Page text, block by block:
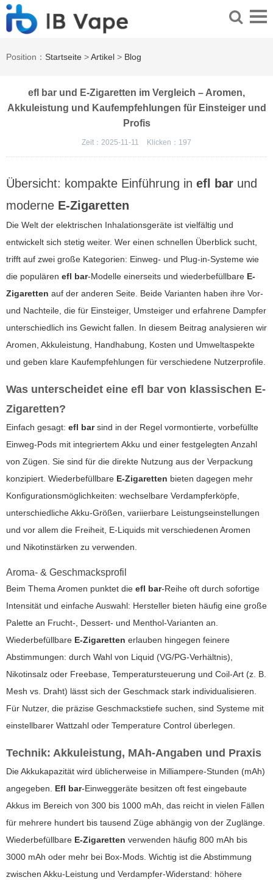
Position： Startseite >Artikel > Blog
efl bar und E-Zigaretten im Vergleich – Aromen,
Akkuleistung und Kaufempfehlungen für Einsteiger und
Profis
Zeit：2025-11-11 Klicken： 197
Übersicht: kompakte Einführung in efl bar und
moderne E-Zigaretten
Die Welt der elektrischen Inhalationsgeräte ist vielfältig und
entwickelt sich stetig weiter. Wer einen schnellen Überblick sucht,
trifft auf zwei große Kategorien: Einweg- und Plug-in-Systeme wie
die populären efl bar-Modelle einerseits und wiederbefüllbare E-
Zigaretten auf der anderen Seite. Beide Varianten haben ihre Vor-
und Nachteile, die für Einsteiger, Umsteiger und erfahrene Dampfer
unterschiedlich ins Gewicht fallen. In diesem Beitrag analysieren wir
Aromen, Akkuleistung, Handhabung, Kosten und Umweltaspekte
und geben klare Kaufempfehlungen für verschiedene Nutzerprofile.
Was unterscheidet eine efl bar von klassischen E-
Zigaretten?
Einfach gesagt: efl barsind in der Regel vormontierte, vorbefüllte
Einweg-Pods mit integriertem Akku und einer festgelegten Anzahl
von Zügen. Sie sind für die direkte Nutzung aus der Verpackung
konzipiert. Wiederbefüllbare E-Zigaretten bieten dagegen mehr
Konfigurationsmöglichkeiten: wechselbare Verdampferköpfe,
unterschiedliche Akku-Größen, variierbare Leistungseinstellungen
und vor allem die Freiheit, E-Liquids mit verschiedenen Aromen
und Nikotinstärken zu verwenden.
Aroma- & Geschmacksprofil
Beim Thema Aromen punktet die efl bar-Reihe oft durch sofortige
Intensität und einfache Auswahl: Hersteller bieten häufig eine große
Palette an Frucht-, Dessert- und Menthol-Varianten an.
Wiederbefüllbare E-Zigaretten erlauben hingegen feinere
Abstimmungen: durch Wahl von Liquid (VG/PG-Verhältnis),
Nikotinsalz oder Freebase, Temperatursteuerung und Coil-Art (z. B.
Mesh vs. Draht) lässt sich der Geschmack stark individualisieren.
Für Nutzer, die präzise Geschmackstiefe suchen, sind Systeme mit
einstellbarer Wattzahl oder Temperature Control überlegen.
Technik: Akkuleistung, MAh-Angaben und Praxis
Die Akkukapazität wird üblicherweise in Milliampere-Stunden (mAh)
angegeben. Efl bar-Einweggeräte besitzen oft fest eingebaute
Akkus im Bereich von 300 bis 1000 mAh, das reicht in vielen Fällen
für mehrere hundert bis tausend Züge abhängig von der Zuglänge.
Wiederbefüllbare E-Zigaretten verwenden häufig 800 mAh bis
3000 mAh oder mehr bei Box-Mods. Wichtig ist die Abstimmung
zwischen Akku-Leistung und Verdampfer-Widerstand: höhere